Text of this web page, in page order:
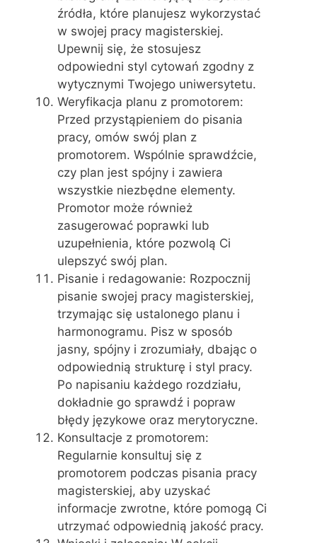
źródła, które planujesz wykorzystać
w swojej pracy magisterskiej.
Upewnij się, że stosujesz
odpowiedni styl cytowań zgodny z
wytycznymi Twojego uniwersytetu.
Weryfikacja planu z promotorem:
Przed przystąpieniem do pisania
pracy, omów swój plan z
promotorem. Wspólnie sprawdźcie,
czy plan jest spójny i zawiera
wszystkie niezbędne elementy.
Promotor może również
zasugerować poprawki lub
uzupełnienia, które pozwolą Ci
ulepszyć swój plan.
Pisanie i redagowanie: Rozpocznij
pisanie swojej pracy magisterskiej,
trzymając się ustalonego planu i
harmonogramu. Pisz w sposób
jasny, spójny i zrozumiały, dbając o
odpowiednią strukturę i styl pracy.
Po napisaniu każdego rozdziału,
dokładnie go sprawdź i popraw
błędy językowe oraz merytoryczne.
Konsultacje z promotorem:
Regularnie konsultuj się z
promotorem podczas pisania pracy
magisterskiej, aby uzyskać
informacje zwrotne, które pomogą Ci
utrzymać odpowiednią jakość pracy.